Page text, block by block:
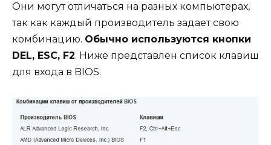
Они могут отличаться на разных компьютерах,
так как каждый производитель задает свою
комбинацию. Обычно используются кнопки
DEL, ESC, F2. Ниже представлен список клавиш
для входа в BIOS.